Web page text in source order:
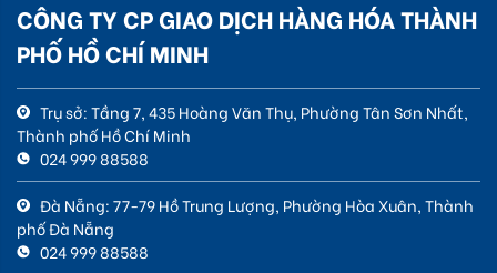
CÔNG TY CP GIAO DỊCH HÀNG HÓA THÀNH
PHỐ HỒ CHÍ MINH
Trụ sở: Tầng 7, 435 Hoàng Văn Thụ, Phường Tân Sơn Nhất,
Thành phố Hồ Chí Minh
024 999 88588
Đà Nẵng: 77-79 Hồ Trung Lượng, Phường Hòa Xuân, Thành
phố Đà Nẵng
024 999 88588